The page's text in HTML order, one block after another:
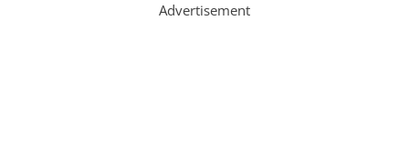
Advertisement